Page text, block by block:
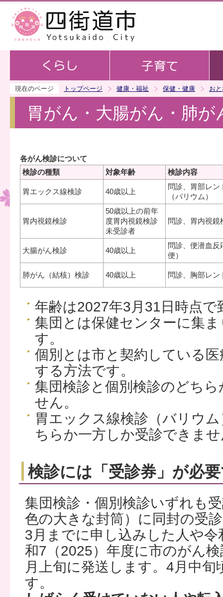
現在のページ トップページ 健康・福祉 保健・健康 お
胃がん・大腸がん・肺が
各がん検診について
検診の種類
対象年齢 検診内容
胃エックス線検診 40歳以上
問診、胃部レン
（バリウム）
胃内視鏡検診
50歳以上の前年
度胃内視鏡検診
未受診者
問診、胃内視鏡
大腸がん検診 40歳以上
問診、便潜血反
便）
肺がん（結核）検診 40歳以上 問診、胸部レン
年齢は2027年3月31日時点で
集団とは保健センターに集
す。
個別とは市と契約している
する方法です。
集団検診と個別検診のどち
せん。
胃エックス線検診（バリウ
ちらか一方しか受診できま
検診には「受診券」が必
集団検診・個別検診いずれも
色の大きな封筒）に同封の受
3月までに申し込みした人や
和7（2025）年度に市のがん
月上旬に発送します。4月中
す。